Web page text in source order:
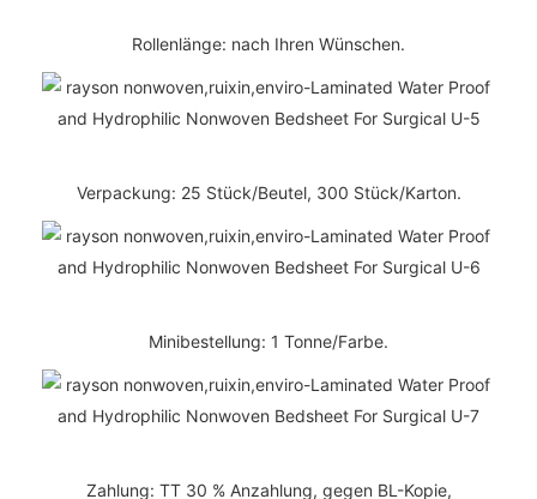
Rollenlänge: nach Ihren Wünschen.
Verpackung: 25 Stück/Beutel, 300 Stück/Karton.
Minibestellung: 1 Tonne/Farbe.
Zahlung: TT 30 % Anzahlung, gegen BL-Kopie,